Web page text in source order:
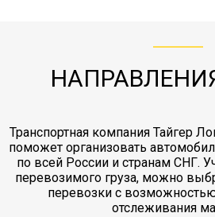
заканчивая выгрузкой в
Транспортная компания Тайгер
поможет организовать
по всей России и странам СНГ.
перевозимого груза, можно
перевозки с
отслеживания